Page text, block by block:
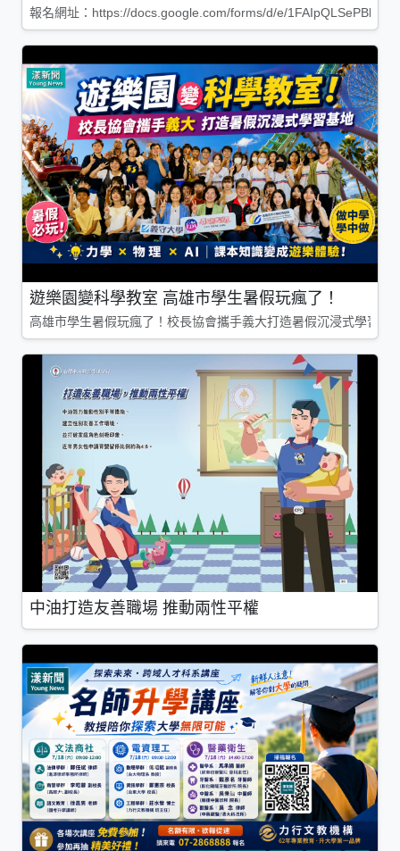
報名網址：https://docs.google.com/forms/d/e/
遊樂園變科學教室 高雄市學生暑假玩瘋了！
高雄市學生暑假玩瘋了！校長協會攜手義大打造暑假沉浸式學習基
中油打造友善職場 推動兩性平權